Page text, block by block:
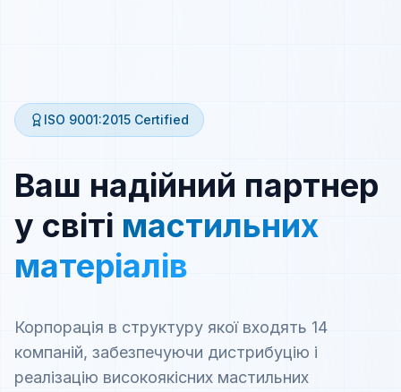
ISO 9001:2015 Certified
Ваш надійний партнер
у світі мастильних
матеріалів
Корпорація в структуру якої входять 14
компаній, забезпечуючи дистрибуцію і
реалізацію високоякісних мастильних